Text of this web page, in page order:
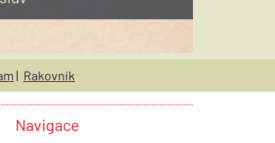
| Rakovník
Navigace